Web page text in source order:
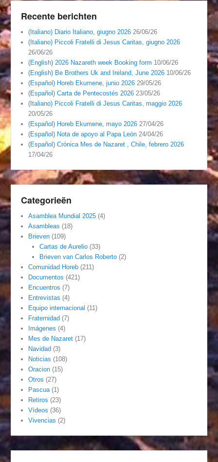
Recente berichten
(Italiano) Diario Italiano, giugno 2026 26/06/26
(Italiano) Piccoli Fratelli di Jesus Caritas, giugno 2026
26/06/26
(English) 2026 Nazareth week Booking form 10/06/26
(English) Be Brothers Uk and Ireland, June 2026 10/06/26
(Español) Horeb Ekumene, junio 2026 29/05/26
(Español) Carta de Pentecostés 2026 23/05/26
(Italiano) Piccoli Fratelli di Jesus Caritas, maggio 2026
20/05/26
(Español) Horeb Ekumene, mayo 2026 27/04/26
(Español) Nota de apoyo al Papa León 24/04/26
(Español) Crónica Mes de Nazaret , Chile, febrero 2026
17/04/26
Categorieën
Asamblea Mundial 2025 (4)
Asambleas (18)
Brieven (109)
Cartas de Aurelio(33)
Brieven van Carlos Roberto(2)
Comunidad Horeb (211)
Documentos (421)
Encuentros (7)
Entrevistas (4)
Equipo internacional (11)
Fraternidad (7)
Imágenes (4)
Mes de Nazaret (17)
Navidad (3)
Noticias (108)
Oracion (15)
Otros (27)
Pascua (1)
Retiros (23)
Vídeos (36)
Vivencias (2)